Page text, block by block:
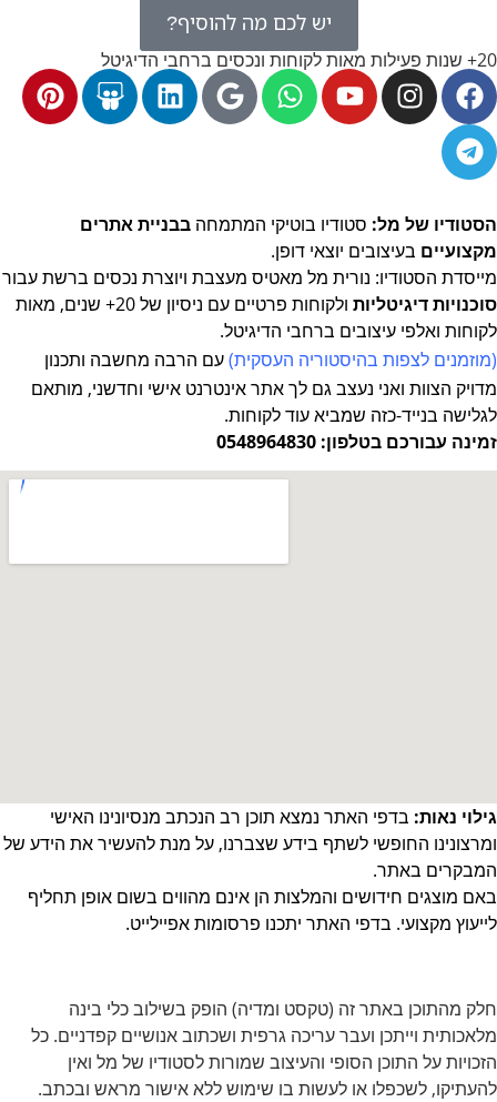
יש לכם מה להוסיף?
20+ שנות פעילות מאות לקוחות ונכסים ברחבי הדיגיטל
הסטודיו של מל: סטודיו בוטיקי המתמחה בבניית אתרים
מקצועיים בעיצובים יוצאי דופן.
מייסדת הסטודיו: נורית מל מאטיס מעצבת ויוצרת נכסים ברשתעבור
סוכנויות דיגיטליות
ולקוחות פרטיים עם ניסיון של 20+ שנים, מאות
לקוחות ואלפי עיצובים ברחבי הדיגיטל.
(מוזמנים לצפות בהיסטוריה העסקית)עם הרבה מחשבה ותכנון
מדויק הצוות ואני נעצב גם לך אתר אינטרנט אישי וחדשני, מותאם
לגלישה בנייד-כזה שמביא עוד לקוחות.
זמינה עבורכם בטלפון: 0548964830
גילוי נאות: בדפי האתר נמצא תוכן רב הנכתב מנסיונינו האישי
ומרצונינו החופשי לשתף בידע שצברנו, על מנת להעשיר את הידע של
המבקרים באתר.
באם מוצגים חידושים והמלצות הן אינם מהווים בשום אופן תחליף
לייעוץ מקצועי. בדפי האתר יתכנו פרסומות אפיילייט.
חלק מהתוכן באתר זה (טקסט ומדיה) הופק בשילוב כלי בינה
מלאכותית וייתכן ועבר עריכה גרפית ושכתוב אנושיים קפדניים. כל
הזכויות על התוכן הסופי והעיצוב שמורות לסטודיו של מל ואין
להעתיקו, לשכפלו או לעשות בו שימוש ללא אישור מראש ובכתב.